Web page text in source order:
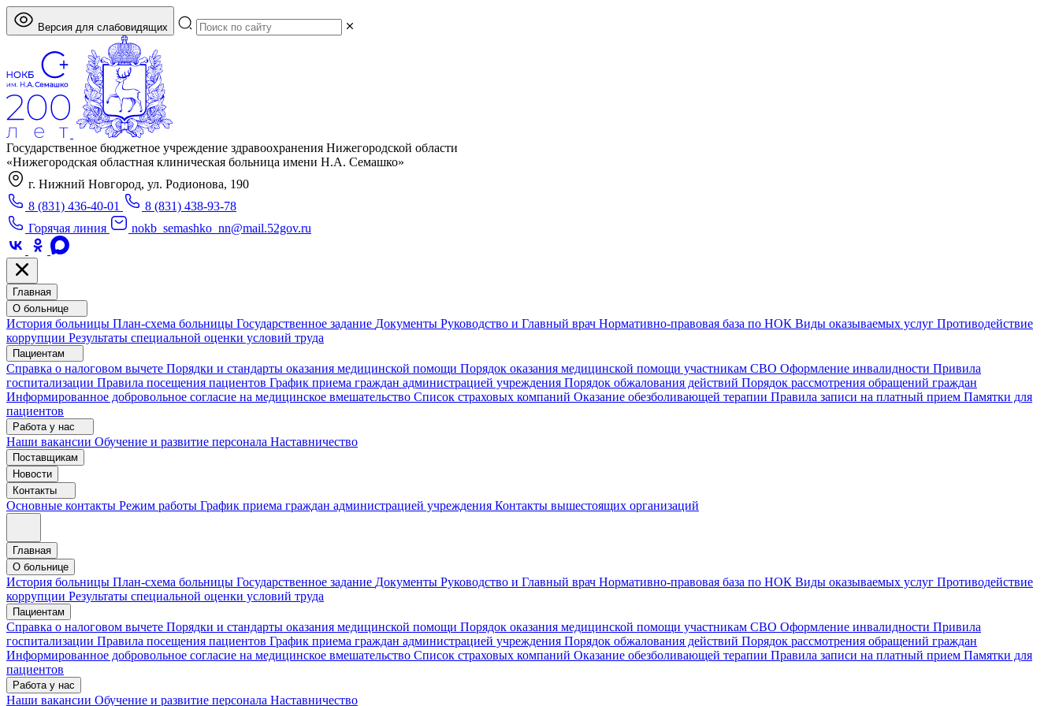
Версия для слабовидящих
Государственное бюджетное учреждение здравоохранения Нижегородской области
«Нижегородская областная клиническая больница имени Н.А. Семашко»
г. Нижний Новгород, ул. Родионова, 190
8 (831) 436-40-01
8 (831) 438-93-78
Горячая линия
nokb_semashko_nn@mail.52gov.ru
Главная
О больнице
История больницы План-схема больницы Государственное задание Документы Руководство и Главный врач Нормативно-правовая база по НОК Виды оказываемых услуг Противодействие
коррупции Результаты специальной оценки условий труда
Пациентам
Справка о налоговом вычете Порядки и стандарты оказания медицинской помощи Порядок оказания медицинской помощи участникам СВО Оформление инвалидности Привила
госпитализации Правила посещения пациентов График приема граждан администрацией учреждения Порядок обжалования действий Порядок рассмотрения обращений граждан
Информированное добровольное согласие на медицинское вмешательство Список страховых компаний Оказание обезболивающей терапии Правила записи на платный прием Памятки для
пациентов
Работа у нас
Наши вакансии Обучение и развитие персонала Наставничество
Поставщикам
Новости
Контакты
Основные контакты Режим работы График приема граждан администрацией учреждения Контакты вышестоящих организаций
Главная
О больнице
История больницы План-схема больницы Государственное задание Документы Руководство и Главный врач Нормативно-правовая база по НОК Виды оказываемых услуг Противодействие
коррупции Результаты специальной оценки условий труда
Пациентам
Справка о налоговом вычете Порядки и стандарты оказания медицинской помощи Порядок оказания медицинской помощи участникам СВО Оформление инвалидности Привила
госпитализации Правила посещения пациентов График приема граждан администрацией учреждения Порядок обжалования действий Порядок рассмотрения обращений граждан
Информированное добровольное согласие на медицинское вмешательство Список страховых компаний Оказание обезболивающей терапии Правила записи на платный прием Памятки для
пациентов
Работа у нас
Наши вакансии Обучение и развитие персонала Наставничество